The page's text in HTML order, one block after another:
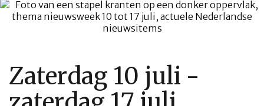
Zaterdag 10 juli -